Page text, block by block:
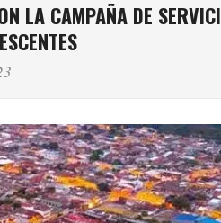
LA CAMPAÑA DE